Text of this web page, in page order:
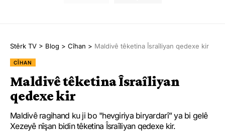
Stêrk TV > Blog > Cîhan > Maldivê têketina Îsraîliyan qedexe kir
CÎHAN
Maldivê têketina Îsraîliyan
qedexe kir
Maldivê ragihand ku ji bo "hevgiriya biryardarî” ya bi gelê
Xezeyê nîşan bidin têketina Îsraîliyan qedexe kir.